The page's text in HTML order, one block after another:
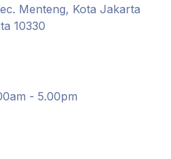
Menteng, Kota Jakarta
10330
- 5.00pm